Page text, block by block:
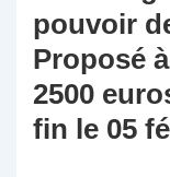
pouvoir
Proposé
2500
fin le 05